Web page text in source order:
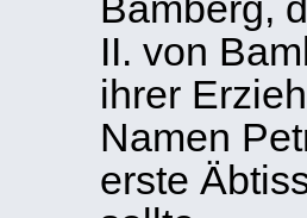
II. von
ihrer
Namen
erste